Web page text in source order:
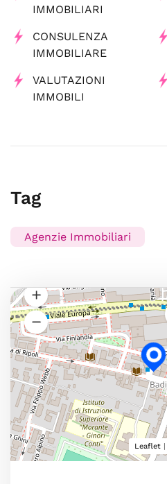
IMMOBILIARI
CONSULENZA
IMMOBILIARE
VALUTAZIONI
IMMOBILI
Tag
Agenzie Immobiliari
Leaflet